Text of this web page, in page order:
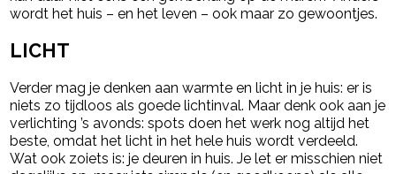
wordt het huis – en het leven – ook maar zo gewoontjes.
LICHT
Verder mag je denken aan warmte en licht in je huis: er is
niets zo tijdloos als goede lichtinval. Maar denk ook aan je
verlichting ’s avonds: spots doen het werk nog altijd het
beste, omdat het licht in het hele huis wordt verdeeld.
Wat ook zoiets is: je deuren in huis. Je let er misschien niet